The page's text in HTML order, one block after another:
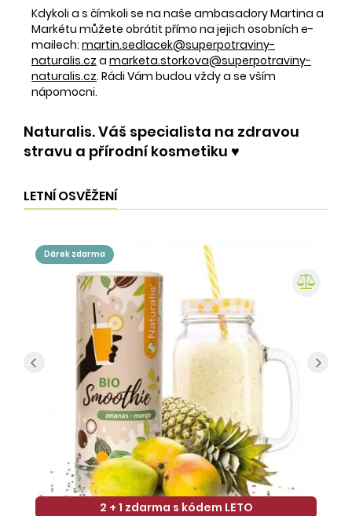
Kdykoli a s čímkoli se na naše ambasadory Martina a
Markétu můžete obrátit přímo na jejich osobních e-
mailech: martin.sedlacek@superpotraviny-
naturalis.cz a marketa.storkova@superpotraviny-
naturalis.cz. Rádi Vám budou vždy a se vším
nápomocni.
Naturalis. Váš specialista na zdravou
stravu a přírodní kosmetiku ♥️
LETNÍ OSVĚŽENÍ
dárek zdarma
2 + 1 zdarma s kódem LETO